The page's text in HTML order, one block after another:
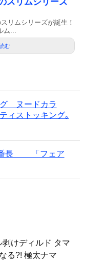
リムシリーズが誕生！
ム...
む
グ ヌードカラ
ストッキング｡
番長 「フェア
けディルド タマ
?! 極太ナマ